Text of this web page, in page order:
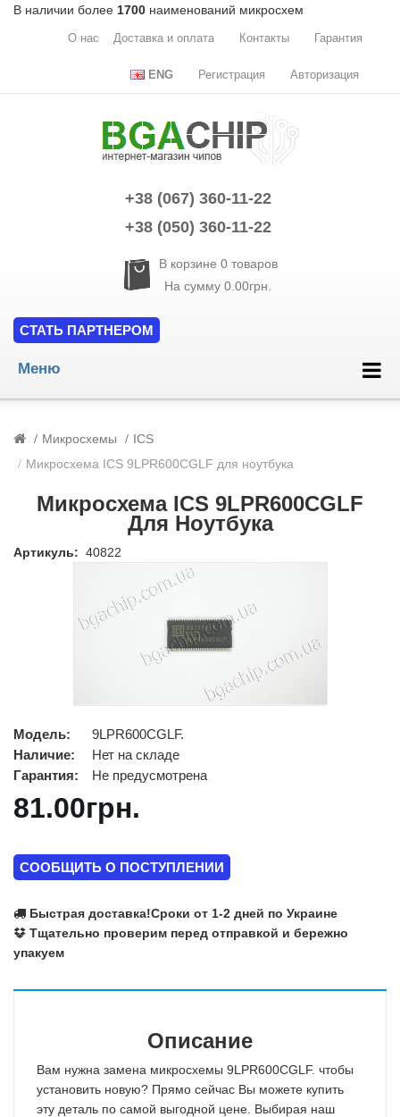
В наличии более 1700 наименований микросхем
О нас Доставка и оплата Контакты Гарантия
ENG Регистрация Авторизация
+38 (067) 360-11-22
+38 (050) 360-11-22
В корзине 0товаров
На сумму 0.00грн.
СТАТЬ ПАРТНЕРОМ
Меню
Микросхемы
ICS
Микросхема ICS 9LPR600CGLF для ноутбука
Микросхема ICS 9LPR600CGLF
Для Ноутбука
Артикуль: 40822
Модель:
9LPR600CGLF.
Наличие:
Нет на складе
Гарантия:
Не предусмотрена
81.00грн.
СООБЩИТЬ О ПОСТУПЛЕНИИ
Быстрая доставка!Сроки от 1-2 дней по Украине
Тщательно проверим перед отправкой и бережно
упакуем
Описание
Вам нужна замена микросхемы 9LPR600CGLF. чтобы
установить новую? Прямо сейчас Вы можете купить
эту деталь по самой выгодной цене. Выбирая наш